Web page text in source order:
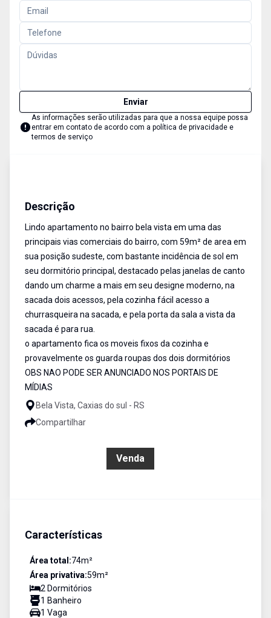
Enviar
As informações serão utilizadas para que a nossa equipe possa
entrar em contato de acordo com a política de privacidade e
termos de serviço
Descrição
Lindo apartamento no bairro bela vista em uma das
principais vias comerciais do bairro, com 59m² de area em
sua posição sudeste, com bastante incidência de sol em
seu dormitório principal, destacado pelas janelas de canto
dando um charme a mais em seu designe moderno, na
sacada dois acessos, pela cozinha fácil acesso a
churrasqueira na sacada, e pela porta da sala a vista da
sacada é para rua.
o apartamento fica os moveis fixos da cozinha e
provavelmente os guarda roupas dos dois dormitórios
OBS NAO PODE SER ANUNCIADO NOS PORTAIS DE
MÍDIAS
Bela Vista, Caxias do sul - RS
Compartilhar
Venda
Características
Área total:74m²
Área privativa:59m²
2 Dormitórios
1 Banheiro
1 Vaga